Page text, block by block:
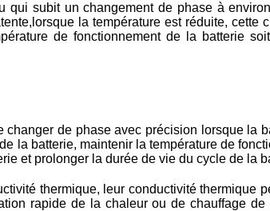
subit un changement de phase à
la température est réduite, cette
de fonctionnement de la batterie
de phase avec précision lorsque la
la batterie, maintenir la température de
et prolonger la durée de vie du cycle de la
thermique, leur conductivité thermique
rapide de la chaleur ou de chauffage